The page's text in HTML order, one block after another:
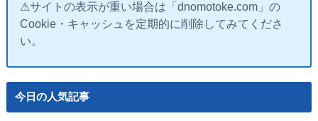
⚠サイトの表示が重い場合は「dnomotoke.com」の
Cookie・キャッシュを定期的に削除してみてくださ
い。
今日の人気記事